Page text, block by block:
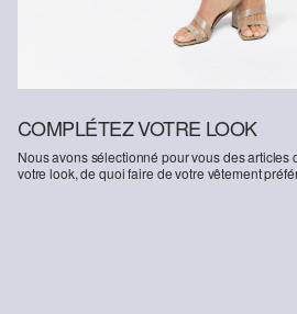
COMPLÉTEZ VOTRE LOOK
Nous avons sélectionné pour vous des
votre look, de quoi faire de votre vêtement